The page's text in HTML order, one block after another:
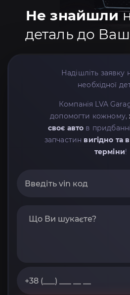
Не знайшли
деталь до
Надішліть заявку
необхідної
Компанія LVA
допомогти кожному,
своє авто в
запчастин вигідно та
терміни!